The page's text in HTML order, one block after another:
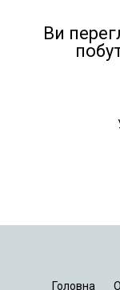
Ви
Головна